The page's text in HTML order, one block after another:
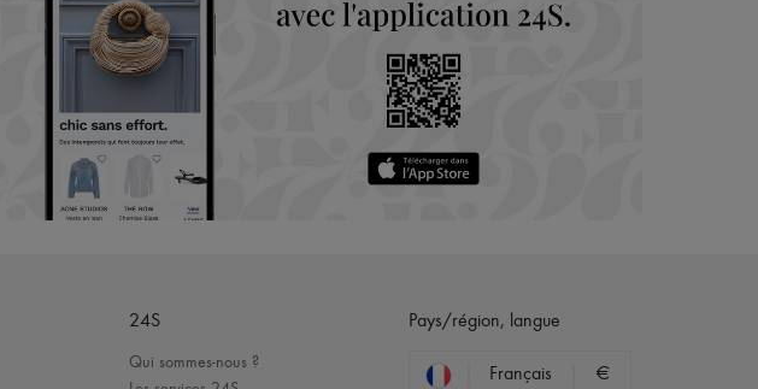
24S
Qui sommes-nous ?
Pays/région, langue
Français €